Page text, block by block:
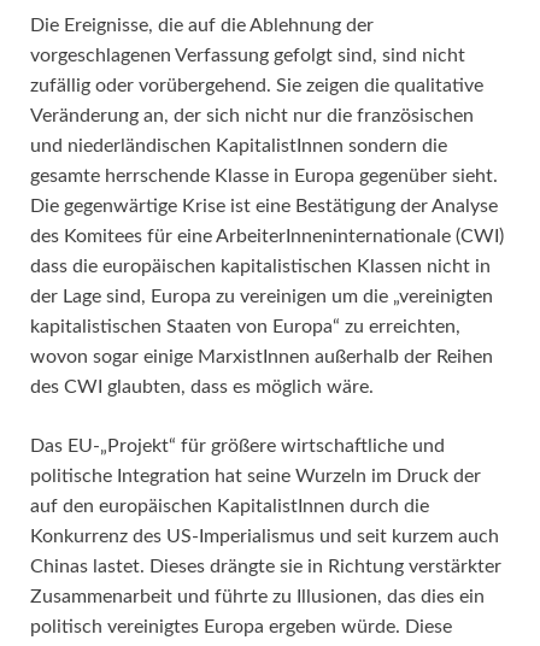
Die Ereignisse, die auf die Ablehnung der
vorgeschlagenen Verfassung gefolgt sind, sind nicht
zufällig oder vorübergehend. Sie zeigen die qualitative
Veränderung an, der sich nicht nur die französischen
und niederländischen KapitalistInnen sondern die
gesamte herrschende Klasse in Europa gegenüber sieht.
Die gegenwärtige Krise ist eine Bestätigung der Analyse
des Komitees für eine ArbeiterInneninternationale (CWI)
dass die europäischen kapitalistischen Klassen nicht in
der Lage sind, Europa zu vereinigen um die „vereinigten
kapitalistischen Staaten von Europa“ zu erreichten,
wovon sogar einige MarxistInnen außerhalb der Reihen
des CWI glaubten, dass es möglich wäre.
Das EU-„Projekt“ für größere wirtschaftliche und
politische Integration hat seine Wurzeln im Druck der
auf den europäischen KapitalistInnen durch die
Konkurrenz des US-Imperialismus und seit kurzem auch
Chinas lastet. Dieses drängte sie in Richtung verstärkter
Zusammenarbeit und führte zu Illusionen, das dies ein
politisch vereinigtes Europa ergeben würde. Diese